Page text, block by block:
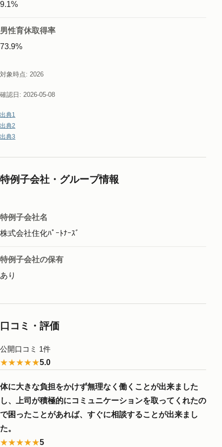
9.1%
男性育休取得率
73.9%
対象時点: 2026
確認日: 2026-05-08
出典1
出典2
出典3
特例子会社・グループ情報
特例子会社名
株式会社住化ﾊﾟｰﾄﾅｰｽﾞ
特例子会社の保有
あり
口コミ・評価
公開口コミ 1件
★★★★★5.0
体に大きな負担をかけず無理なく働くことが出来ました
し、上司が積極的にコミュニケーションを取ってくれたの
で困ったことがあれば、すぐに相談することが出来まし
た。
★★★★★5